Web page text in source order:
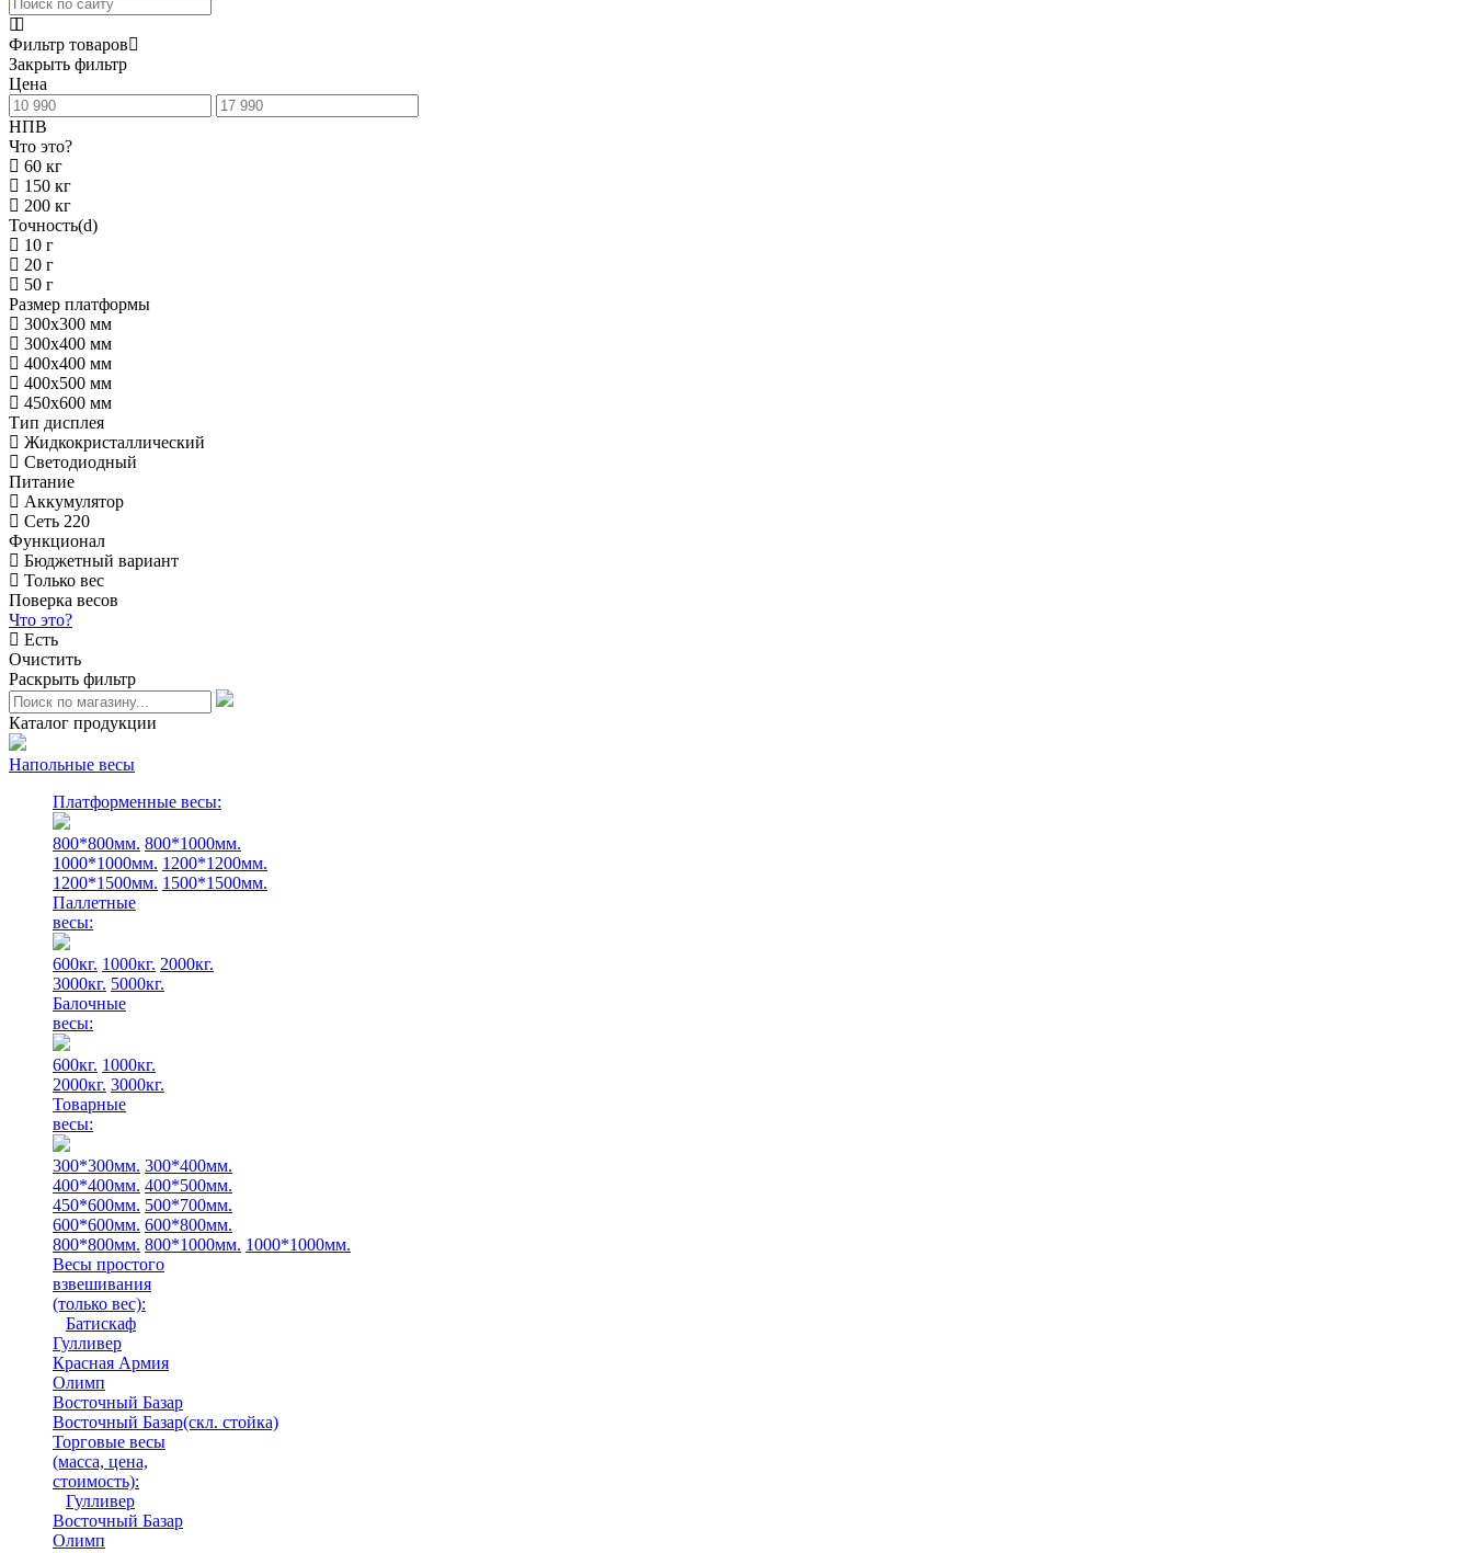
Фильтр товаров
Закрыть фильтр
Цена
НПВ
Что это?
60 кг
150 кг
200 кг
Точность(d)
10 г
20 г
50 г
Размер платформы
300х300 мм
300х400 мм
400х400 мм
400х500 мм
450х600 мм
Тип дисплея
Жидкокристаллический
Светодиодный
Питание
Аккумулятор
Сеть 220
Функционал
Бюджетный вариант
Только вес
Поверка весов
Что это?
Есть
Очистить
Раскрыть фильтр
Каталог продукции
Напольные весы
Платформенные весы:
800*800мм. 800*1000мм.
1000*1000мм. 1200*1200мм.
1200*1500мм. 1500*1500мм.
Паллетные
весы:
600кг. 1000кг. 2000кг.
3000кг. 5000кг.
Балочные
весы:
600кг. 1000кг.
2000кг. 3000кг.
Товарные
весы:
300*300мм. 300*400мм.
400*400мм. 400*500мм.
450*600мм. 500*700мм.
600*600мм. 600*800мм.
800*800мм. 800*1000мм. 1000*1000мм.
Весы простого
взвешивания
(только вес):
Батискаф
Гулливер
Красная Армия
Олимп
Восточный Базар
Восточный Базар(скл. стойка)
Торговые весы
(масса, цена,
стоимость):
Гулливер
Восточный Базар
Олимп